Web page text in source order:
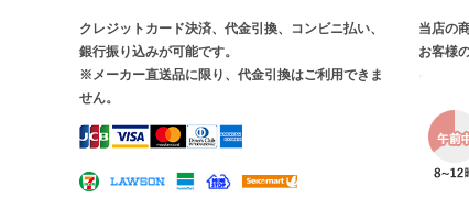
クレジットカード決済、代金引換、コンビニ払い、
銀行振り込みが可能です。
※メーカー直送品に限り、代金引換はご利用できま
せん。
当店の
お客様